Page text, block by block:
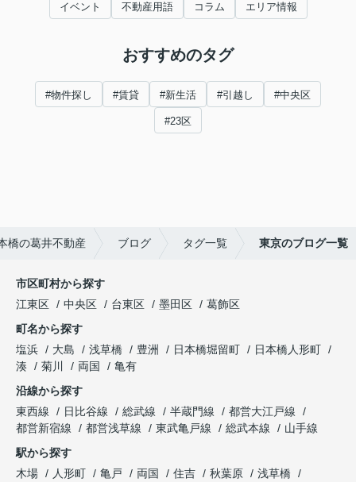
イベント 不動産用語 コラム エリア情報
おすすめのタグ
#物件探し #賃貸 #新生活 #引越し #中央区
#23区
橋の葛井不動産 ブログ タグ一覧 東京のブログ一覧
市区町村から探す
江東区
中央区 台東区 墨田区
葛飾区
町名から探す
塩浜
大島 浅草橋 豊洲 日本橋堀留町
日本橋人形町
湊
菊川 両国
亀有
沿線から探す
東西線
日比谷線 総武線 半蔵門線
都営大江戸線
都営新宿線
都営浅草線 東武亀戸線 総武本線
山手線
駅から探す
木場
人形町 亀戸 両国 住吉 秋葉原
浅草橋